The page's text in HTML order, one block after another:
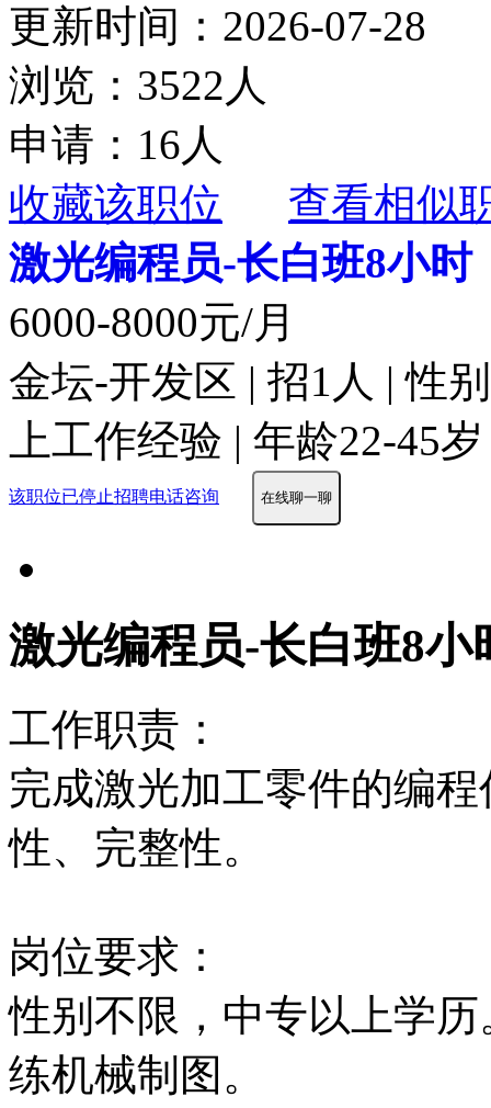
更新时间：2026-07-28
浏览：3522人
申请：16人
收藏该职位
查看相似
激光编程员-长白班8小时
6000-8000元/月
金坛-开发区 | 招1人 | 性
上工作经验 | 年龄22-45岁
该职位已停止招聘电话咨询 在线聊一聊
激光编程员-长白班8小
工作职责：
完成激光加工零件的编
性、完整性。
岗位要求：
性别不限，中专以上学
练机械制图。